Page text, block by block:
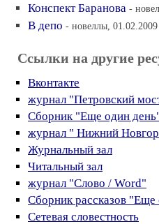
Конспект Баранова -
В депо - новеллы,
Ссылки на другие
Вконтакте
журнал "Петровский
Сборник "Еще один
журнал " Нижний
Журнальный зал
Читальный зал
журнал "Слово / Word"
Сборник рассказов
Сетевая словестность